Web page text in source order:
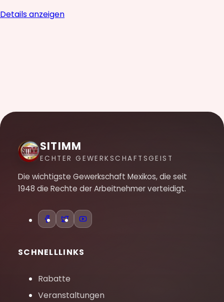
Details anzeigen
SITIMM
ECHTER GEWERKSCHAFTSGEIST
Die wichtigste Gewerkschaft Mexikos, die seit
1948 die Rechte der Arbeitnehmer verteidigt.
SCHNELLLINKS
Rabatte
Veranstaltungen